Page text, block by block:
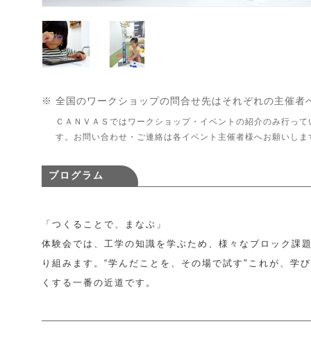
※ 全国のワークショップの問合せ先はそれぞれの主催者
ＣＡＮＶＡＳではワークショップ・イベントの紹介のみ行って
す。お問い合わせ・ご連絡は各イベント主催者様へお願いしま
プログラム
「つくることで、まなぶ」
体験会では、工学の知識を学ぶため、様々なブロック課
り組みます。“学んだことを、その場で試す"これが、学
くする一番の近道です。